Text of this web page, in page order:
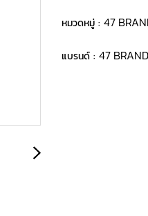
หมวดหมู่ : 47
แบรนด์ : 47 BRAND